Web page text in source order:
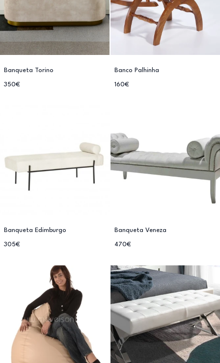
Banqueta Torino
350€
Banco Palhinha
160€
Banqueta Edimburgo
305€
Banqueta Veneza
470€